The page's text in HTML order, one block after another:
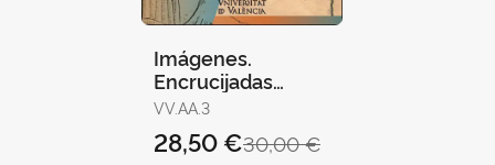
Imágenes.
Encrucijadas
Interdisciplinares
VV.AA.3
30,00 €
28,50 €